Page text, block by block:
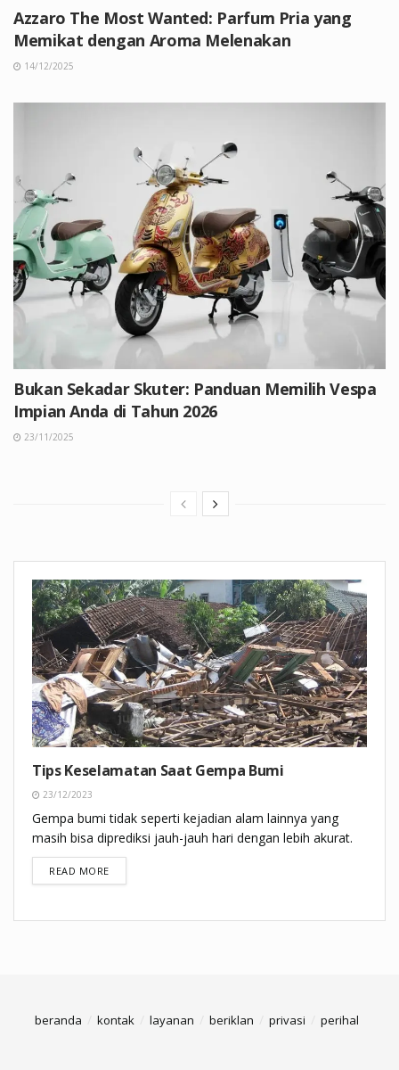
Azzaro The Most Wanted: Parfum Pria yang
Memikat dengan Aroma Melenakan
14/12/2025
Bukan Sekadar Skuter: Panduan Memilih Vespa
Impian Anda di Tahun 2026
23/11/2025
Tips Keselamatan Saat Gempa Bumi
23/12/2023
Gempa bumi tidak seperti kejadian alam lainnya yang
masih bisa diprediksi jauh-jauh hari dengan lebih akurat.
READ MOREDETAILS
beranda kontak layanan beriklan privasi perihal